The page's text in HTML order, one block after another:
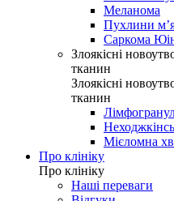
Меланома
Пухлини
Саркома
Злоякісні
тканин
Злоякісні
тканин
Мієломна
Про клініку
Про клініку
Наші переваги